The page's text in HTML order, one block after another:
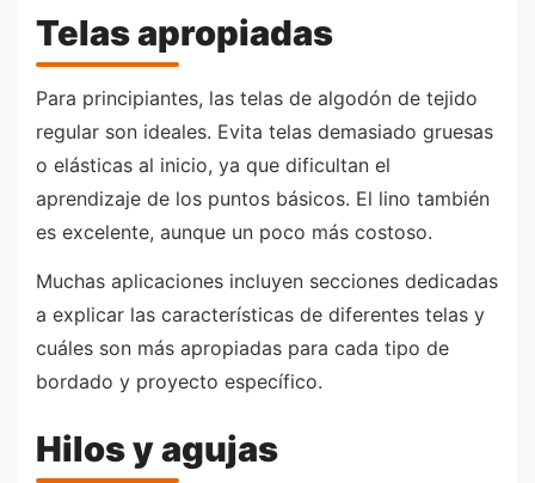
Telas apropiadas
Para principiantes, las telas de algodón de tejido
regular son ideales. Evita telas demasiado gruesas
o elásticas al inicio, ya que dificultan el
aprendizaje de los puntos básicos. El lino también
es excelente, aunque un poco más costoso.
Muchas aplicaciones incluyen secciones dedicadas
a explicar las características de diferentes telas y
cuáles son más apropiadas para cada tipo de
bordado y proyecto específico.
Hilos y agujas